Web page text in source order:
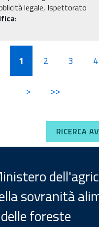
legale, Ispettorato
:
1 2 3 4
> >>
RICERCA
sovranità
foreste